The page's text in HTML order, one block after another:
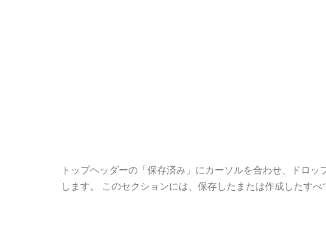
トップヘッダーの「保存済み」にカーソルを合わせ、ドロ
します。 このセクションには、保存したまたは作成したすべ